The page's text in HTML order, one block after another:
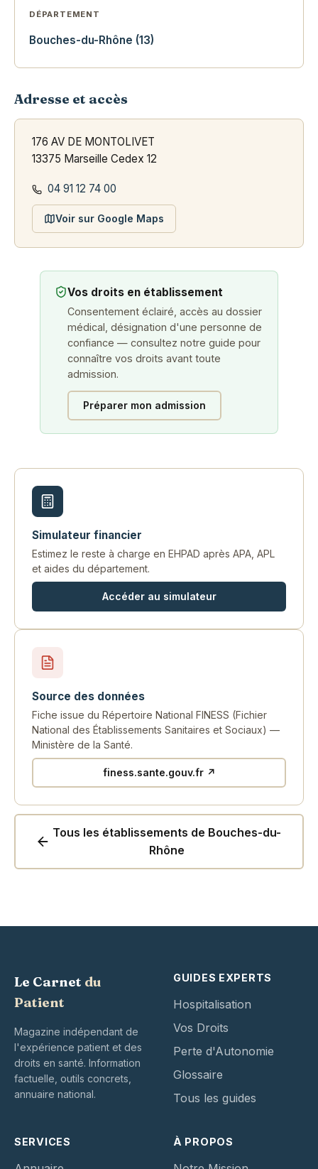
DÉPARTEMENT
Bouches-du-Rhône (13)
Adresse et accès
176 AV DE MONTOLIVET
13375 Marseille Cedex 12
04 91 12 74 00
Voir sur Google Maps
Vos droits en établissement
Consentement éclairé, accès au dossier
médical, désignation d'une personne de
confiance — consultez notre guide pour
connaître vos droits avant toute
admission.
Préparer mon admission
Simulateur financier
Estimez le reste à charge en EHPAD après APA, APL
et aides du département.
Accéder au simulateur
Source des données
Fiche issue du Répertoire National FINESS (Fichier
National des Établissements Sanitaires et Sociaux) —
Ministère de la Santé.
finess.sante.gouv.fr ↗
Tous les établissements de Bouches-du-
Rhône
Le Carnet du
Patient
Magazine indépendant de
l'expérience patient et des
droits en santé. Information
factuelle, outils concrets,
annuaire national.
GUIDES EXPERTS
Hospitalisation
Vos Droits
Perte d'Autonomie
Glossaire
Tous les guides
SERVICES À PROPOS